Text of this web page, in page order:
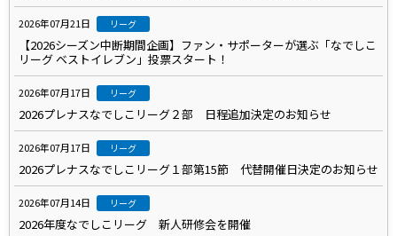
2026年07月21日 リーグ
【2026シーズン中断期間企画】ファン・サポーターが選ぶ「なでしこ
リーグ ベストイレブン」投票スタート！
2026年07月17日 リーグ
2026プレナスなでしこリーグ２部 日程追加決定のお知らせ
2026年07月17日 リーグ
2026プレナスなでしこリーグ１部第15節 代替開催日決定のお知らせ
2026年07月14日 リーグ
2026年度なでしこリーグ 新人研修会を開催